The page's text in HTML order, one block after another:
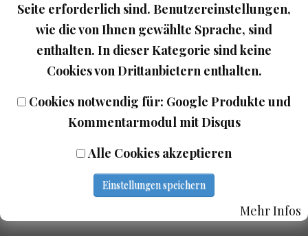
Zur Wunschliste hinzufügen
(Grundpreis: 24,90 €/Liter)
24.90 EUR
mehr...
Zurück
Seite erforderlich sind. Benutzereinstellungen,
wie die von Ihnen gewählte Sprache, sind
enthalten. In dieser Kategorie sind keine
Cookies von Drittanbietern enthalten.
Cookies notwendig für: Google Produkte und
Kommentarmodul mit Disqus
Alle Cookies akzeptieren
Einstellungen speichern
Mehr Infos